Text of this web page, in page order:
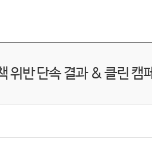
반 단속 결과 & 클린 캠